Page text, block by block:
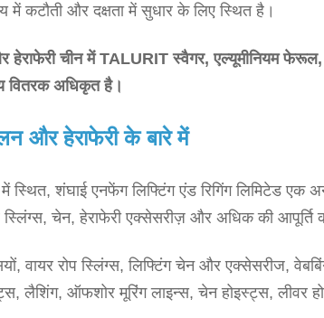
में कटौती और दक्षता में सुधार के लिए स्थित है।
हेराफेरी चीन में TALURIT स्वैगर, एल्यूमीनियम
वितरक अधिकृत है।
और हेराफेरी के बारे में
में स्थित, शंघाई एनफेंग लिफ्टिंग एंड रिगिंग लिमिटेड
चेन, हेराफेरी एक्सेसरीज़ और अधिक की आपूर्ति
वायर रोप स्लिंग्स, लिफ्टिंग चेन और एक्सेसरीज,
लैशिंग, ऑफशोर मूरिंग लाइन्स, चेन होइस्ट्स, लीवर